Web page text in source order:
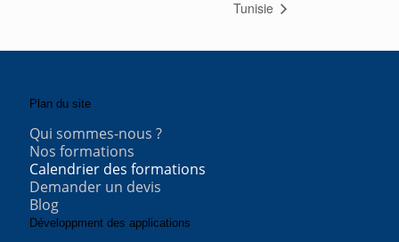
Tunisie
Plan du site
Qui sommes-nous ?
Nos formations
Calendrier des formations
Demander un devis
Blog
Développment des applications